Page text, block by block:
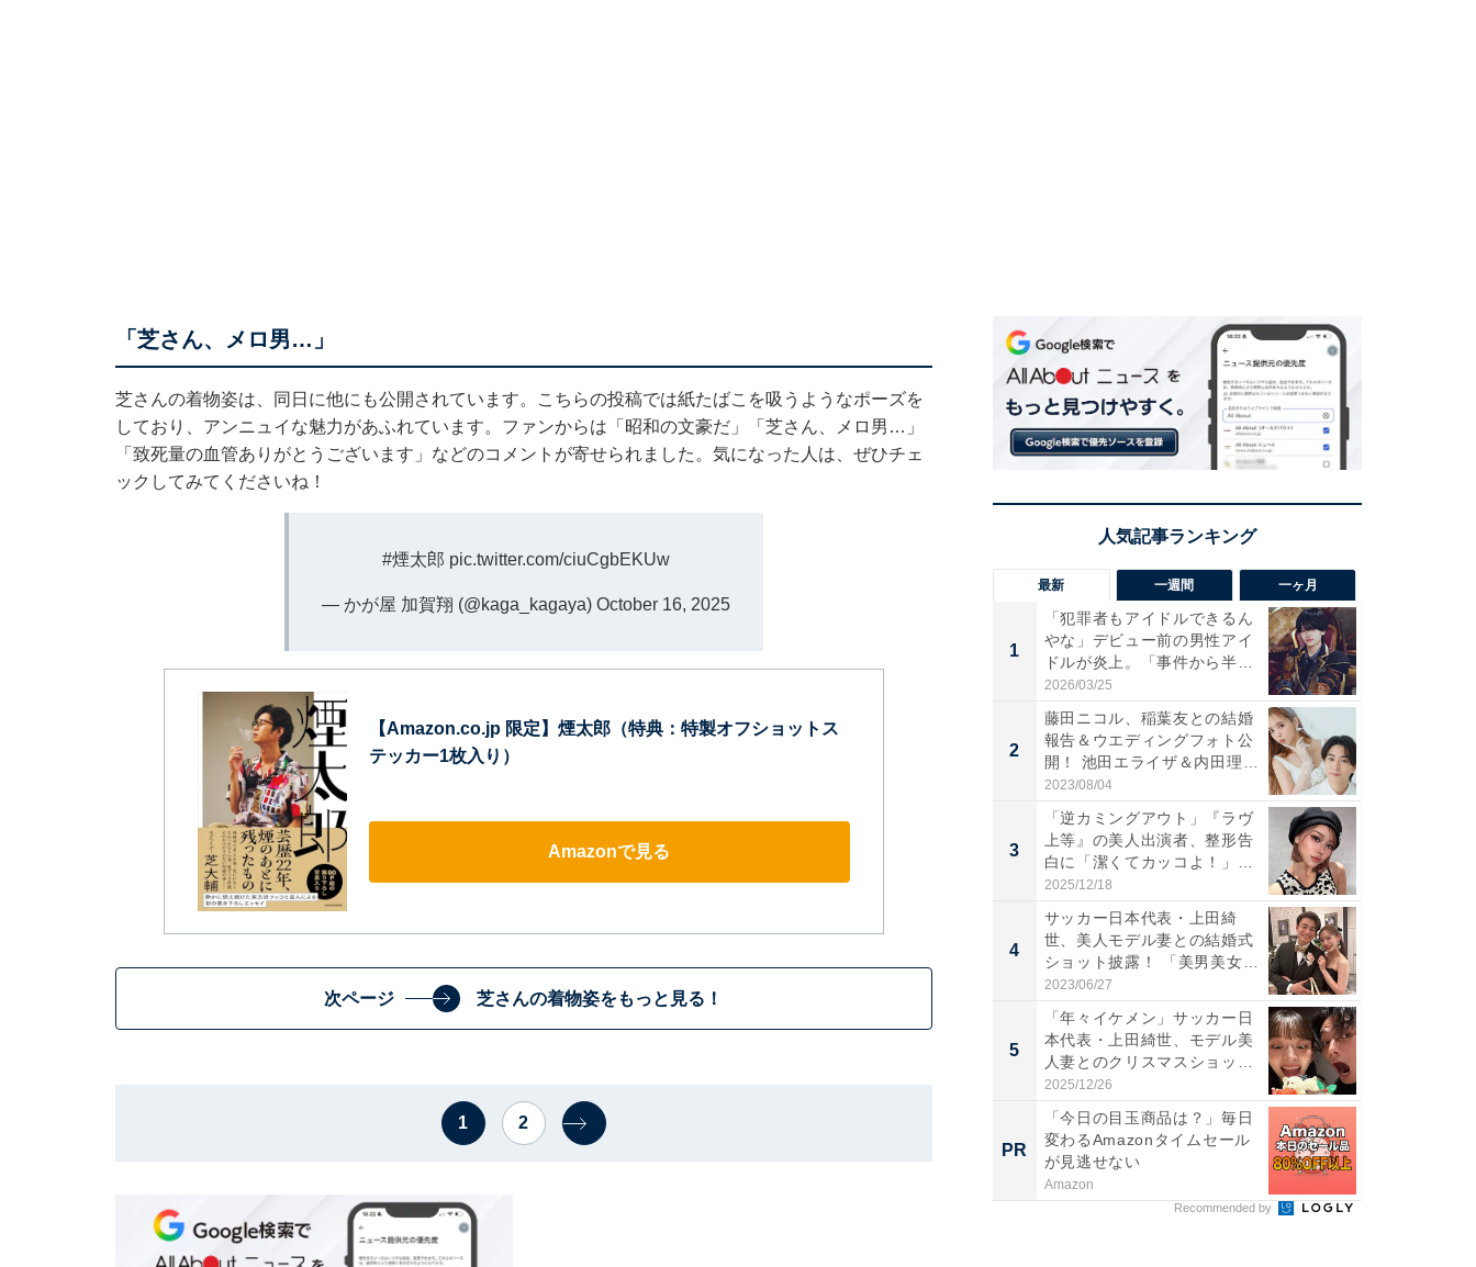
「芝さん、メロ男…」
芝さんの着物姿は、同日に他にも公開されています。こちらの投稿では紙たばこを吸うようなポーズを
しており、アンニュイな魅力があふれています。ファンからは「昭和の文豪だ」「芝さん、メロ男…」
「致死量の血管ありがとうございます」などのコメントが寄せられました。気になった人は、ぜひチェ
ックしてみてくださいね！
#煙太郎 pic.twitter.com/ciuCgbEKUw
— かが屋 加賀翔 (@kaga_kagaya) October 16, 2025
【Amazon.co.jp 限定】煙太郎（特典：特製オフショットス
テッカー1枚入り）
Amazonで見る
次ページ 芝さんの着物姿をもっと見る！
1 2
最新 一週間 一ヶ月
1
「犯罪者もアイドルできるん
やな」デビュー前の男性アイ
ドルが炎上。「事件から半年
も...
2026/03/25
2
藤田ニコル、稲葉友との結婚
報告＆ウエディングフォト公
開！ 池田エライザ＆内田理
央...
2023/08/04
3
「逆カミングアウト」『ラヴ
上等』の美人出演者、整形告
白に「潔くてカッコよ！」
「好...
2025/12/18
4
サッカー日本代表・上田綺
世、美人モデル妻との結婚式
ショット披露！ 「美男美女」
「...
2023/06/27
5
「年々イケメン」サッカー日
本代表・上田綺世、モデル美
人妻とのクリスマスショット
に...
2025/12/26
PR
「今日の目玉商品は？」毎日
変わるAmazonタイムセール
が見逃せない
Amazon
Recommended by